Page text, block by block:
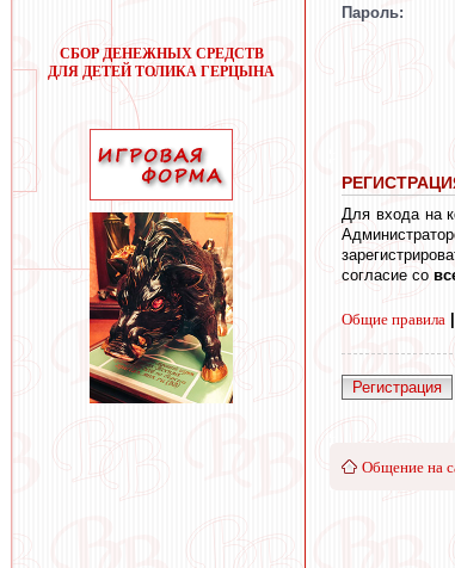
СБОР ДЕНЕЖНЫХ СРЕДСТВ
ДЛЯ ДЕТЕЙ ТОЛИКА ГЕРЦЫНА
Пароль:
Для входа на
согласие со
Общие правила
Регистрация
Общение на